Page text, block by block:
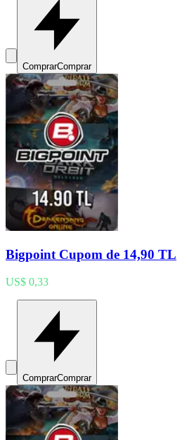
ComprarComprar
Bigpoint Cupom de 14,90 TL
US$ 0,33
ComprarComprar